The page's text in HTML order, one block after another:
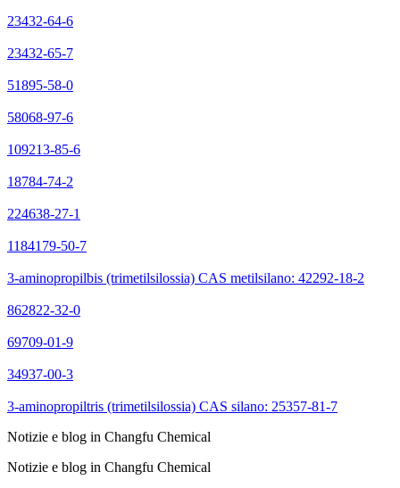
23432-64-6
23432-65-7
51895-58-0
58068-97-6
109213-85-6
18784-74-2
224638-27-1
1184179-50-7
3-aminopropilbis (trimetilsilossia) CAS metilsilano: 42292-18-2
862822-32-0
69709-01-9
34937-00-3
3-aminopropiltris (trimetilsilossia) CAS silano: 25357-81-7
Notizie e blog in Changfu Chemical
Notizie e blog in Changfu Chemical